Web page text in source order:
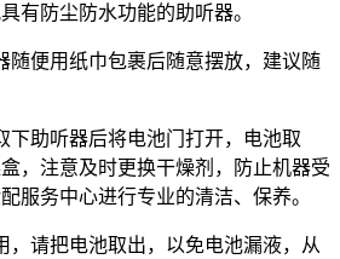
有防尘防水功能的助听器。
随便用纸巾包裹后随意摆放，建议随
下助听器后将电池门打开，电池取
，注意及时更换干燥剂，防止机器受
服务中心进行专业的清洁、保养。
，请把电池取出，以免电池漏液，从